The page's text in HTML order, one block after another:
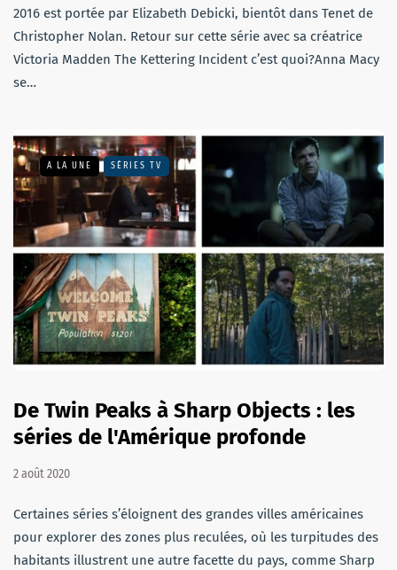
2016 est portée par Elizabeth Debicki, bientôt dans Tenet de
Christopher Nolan. Retour sur cette série avec sa créatrice
Victoria Madden The Kettering Incident c’est quoi?Anna Macy
se…
A LA UNE SÉRIES TV
De Twin Peaks à Sharp Objects : les
séries de l'Amérique profonde
2 août 2020
Certaines séries s’éloignent des grandes villes américaines
pour explorer des zones plus reculées, où les turpitudes des
habitants illustrent une autre facette du pays, comme Sharp